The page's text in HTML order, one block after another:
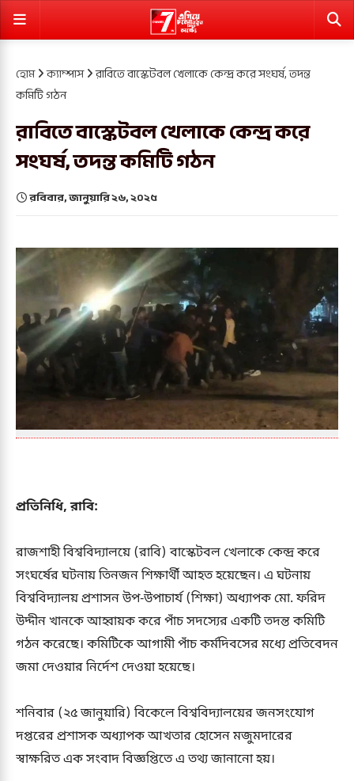
হোম ক্যাম্পাস রাবিতে বাস্কেটবল খেলাকে কেন্দ্র করে সংঘর্ষ, তদন্ত
কমিটি গঠন
রাবিতে বাস্কেটবল খেলাকে কেন্দ্র করে
সংঘর্ষ, তদন্ত কমিটি গঠন
রবিবার, জানুয়ারি ২৬, ২০২৫
প্রতিনিধি, রাবি:
রাজশাহী বিশ্ববিদ্যালয়ে (রাবি) বাস্কেটবল খেলাকে কেন্দ্র করে
সংঘর্ষের ঘটনায় তিনজন শিক্ষার্থী আহত হয়েছেন। এ ঘটনায়
বিশ্ববিদ্যালয় প্রশাসন উপ-উপাচার্য (শিক্ষা) অধ্যাপক মো. ফরিদ
উদ্দীন খানকে আহ্বায়ক করে পাঁচ সদস্যের একটি তদন্ত কমিটি
গঠন করেছে। কমিটিকে আগামী পাঁচ কর্মদিবসের মধ্যে প্রতিবেদন
জমা দেওয়ার নির্দেশ দেওয়া হয়েছে।
শনিবার (২৫ জানুয়ারি) বিকেলে বিশ্ববিদ্যালয়ের জনসংযোগ
দপ্তরের প্রশাসক অধ্যাপক আখতার হোসেন মজুমদারের
স্বাক্ষরিত এক সংবাদ বিজ্ঞপ্তিতে এ তথ্য জানানো হয়।